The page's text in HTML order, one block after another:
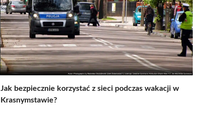
Jak bezpiecznie korzystać z sieci podczas wakacji w
Krasnymstawie?